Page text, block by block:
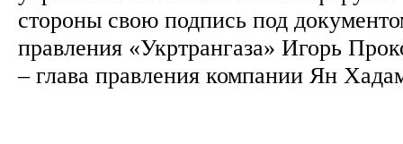
стороны свою подпись под
правления «Укртрангаза» Игорь
– глава правления компании Ян